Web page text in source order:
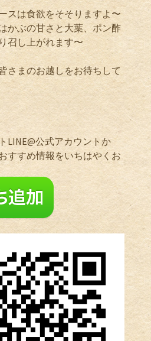
スは食欲をそそりますよ〜
かぶの甘さと大葉、ポン酢
召し上がれます〜
さまのお越しをお待ちして
LINE@公式アカウントか
すすめ情報をいちはやくお